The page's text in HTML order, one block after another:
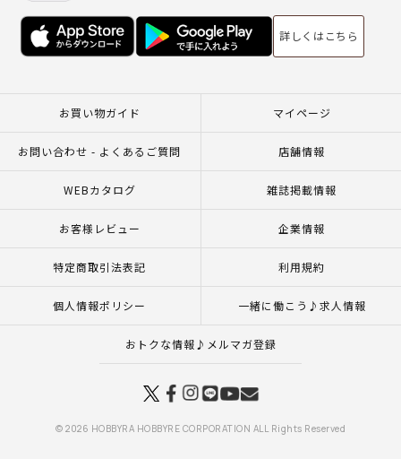
詳しくはこちら
お買い物ガイド マイページ
お問い合わせ - よくあるご質問 店舗情報
WEBカタログ 雑誌掲載情報
お客様レビュー 企業情報
特定商取引法表記 利用規約
個人情報ポリシー 一緒に働こう♪求人情報
おトクな情報♪メルマガ登録
© 2026 HOBBYRA HOBBYRE CORPORATION ALL Rights Reserved